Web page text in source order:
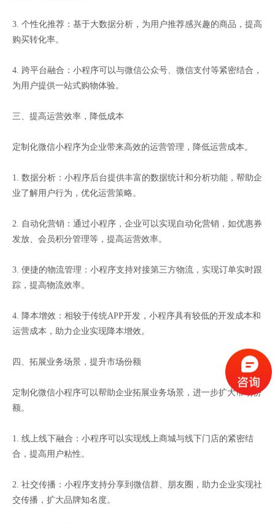
3. 个性化推荐：基于大数据分析，为用户推荐感兴趣的商品，提高
购买转化率。
4. 跨平台融合：小程序可以与微信公众号、微信支付等紧密结合，
为用户提供一站式购物体验。
三、提高运营效率，降低成本
定制化微信小程序为企业带来高效的运营管理，降低运营成本。
1. 数据分析：小程序后台提供丰富的数据统计和分析功能，帮助企
业了解用户行为，优化运营策略。
2. 自动化营销：通过小程序，企业可以实现自动化营销，如优惠券
发放、会员积分管理等，提高运营效率。
3. 便捷的物流管理：小程序支持对接第三方物流，实现订单实时跟
踪，提高物流效率。
4. 降本增效：相较于传统APP开发，小程序具有较低的开发成本和
运营成本，助力企业实现降本增效。
四、拓展业务场景，提升市场份额
定制化微信小程序可以帮助企业拓展业务场景，进一步扩大市场份
额。
1. 线上线下融合：小程序可以实现线上商城与线下门店的紧密结
合，提高用户粘性。
2. 社交传播：小程序支持分享到微信群、朋友圈，助力企业实现社
交传播，扩大品牌知名度。